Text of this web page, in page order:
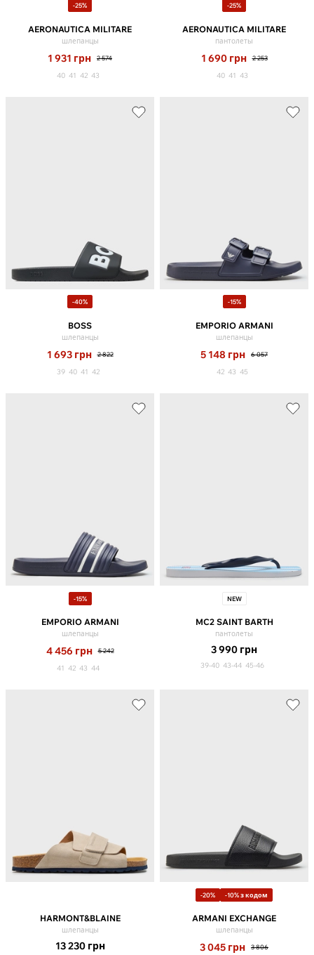
-25%
AERONAUTICA MILITARE
шлепанцы
1 931 грн 2 574
40 41 42 43
-25%
AERONAUTICA MILITARE
пантолеты
1 690 грн 2 253
40 41 43
-40%
BOSS
шлепанцы
1 693 грн 2 822
39 40 41 42
-15%
EMPORIO ARMANI
шлепанцы
5 148 грн 6 057
42 43 45
-15%
EMPORIO ARMANI
шлепанцы
4 456 грн 5 242
41 42 43 44
NEW
MC2 SAINT BARTH
пантолеты
3 990 грн
39-40 43-44 45-46
HARMONT&BLAINE
шлепанцы
13 230 грн
-20% -10% з кодом
ARMANI EXCHANGE
шлепанцы
3 045 грн 3 806